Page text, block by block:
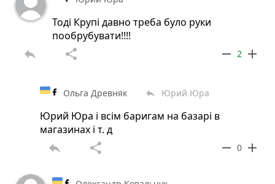
Тоді Крупі давно треба було руки
пообрубувати!!!!
reply share remove 2 add
Ольга Древняк reply Юрий Юра
Юрий Юра і всім баригам на базарі в
магазинах і т. д
reply share remove 0 add